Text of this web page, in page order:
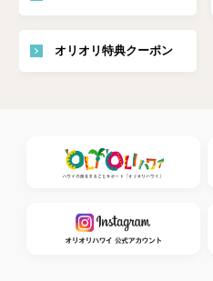
オリオリ特典クーポン